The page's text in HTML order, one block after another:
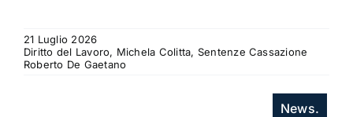
21 Luglio 2026
Diritto del Lavoro, Michela Colitta, Sentenze Cassazione
Roberto De Gaetano
News.